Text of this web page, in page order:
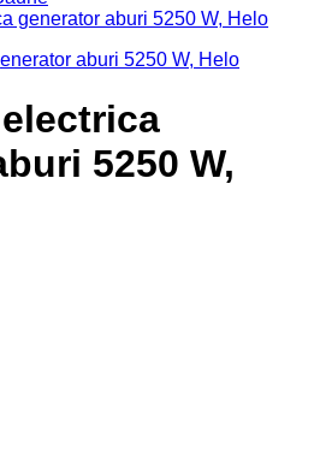
generator aburi 5250 W, Helo
5250 W,